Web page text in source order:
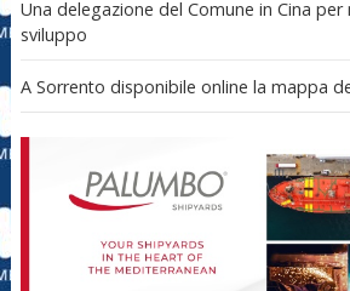
Una delegazione del Comune in Cina
sviluppo
A Sorrento disponibile online la mappa